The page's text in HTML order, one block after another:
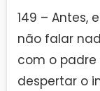
149 – Antes,
não falar
com o
despertar o